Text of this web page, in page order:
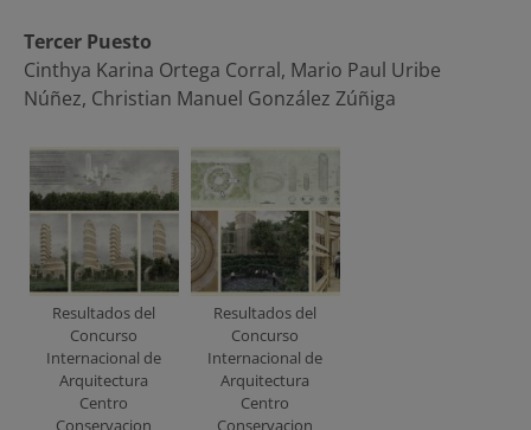
Tercer Puesto
Cinthya Karina Ortega Corral, Mario Paul Uribe
Núñez, Christian Manuel González Zúñiga
Resultados del
Concurso
Internacional de
Arquitectura
Centro
Conservacion
Resultados del
Concurso
Internacional de
Arquitectura
Centro
Conservacion